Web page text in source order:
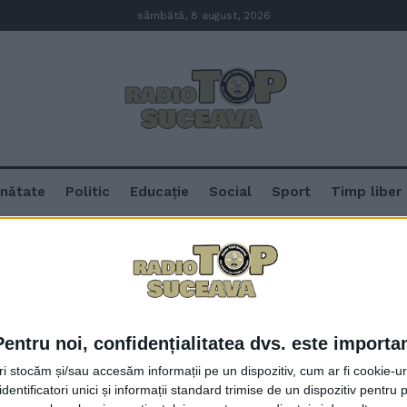
noi, confidențialitatea dvs. este
stocăm și/sau accesăm informații pe un dispozitiv, cum ar fi cookie-
unici și informații standard trimise de un dispozitiv pentru
sâmbătă, 8 august, 2026
Politic Educație Social Sport Timp liber
1.230 de avize de muncă
pentru Imigrări Suceava. Cîțiva